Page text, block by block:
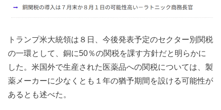
トランプ米大統領は８日、今後発表予定のセクター別関税
の一環として、銅に50％の関税を課す方針だと明らかに
した。米国外で生産された医薬品への関税については、製
薬メーカーに少なくとも１年の猶予期間を設ける可能性が
あるとも述べた。